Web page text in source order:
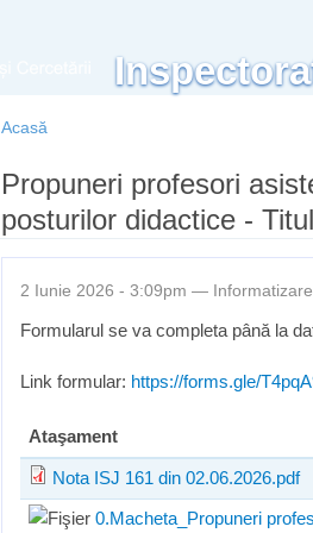
Eşti aici
Acasă
Propuneri profesori
posturilor didactice -
2 Iunie 2026 - 3:09pm — Informatizare
Formularul se va completa până la
Link formular: https://forms.gle/
Ataşament
Nota ISJ 161 din 02.06.2026.pdf
0.Macheta_Propuneri